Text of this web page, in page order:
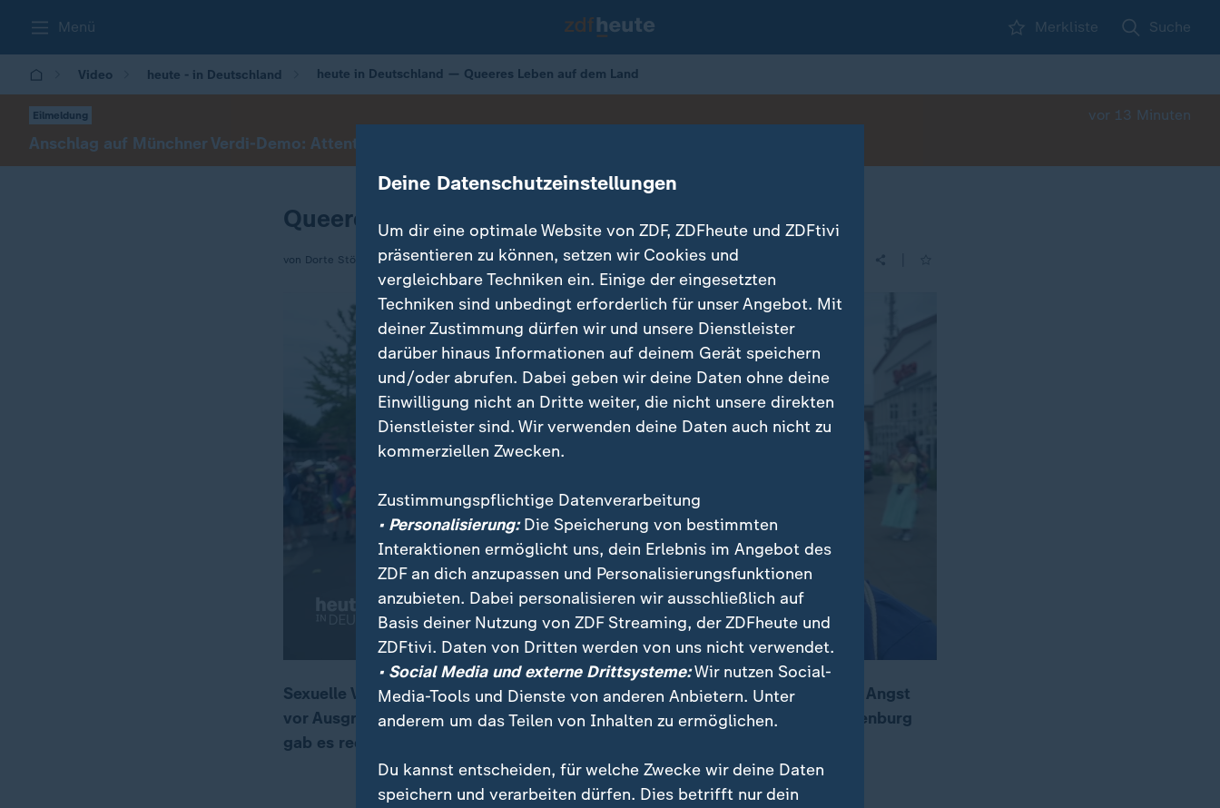
Menü Merkliste Suche
Video heute - in Deutschland heute in Deutschland — Queeres Leben auf dem Land
Eilmeldung vor 13 Minuten
Anschlag auf Münchner Verdi-Demo: Attentäter zu lebenslanger Haft verurteilt
Queeres Leben auf dem Land
von Dorte Störmann
00:16 01:52
Sexuelle Vielfalt im ländlichen Raum wird überwiegend versteckt gelebt aus Angst
vor Ausgrenzungen oder Attacken. Auch auf dem CSD in Falkensee in Brandenburg
gab es rechte Gegendemos.
Deine Datenschutzeinstellungen
Um dir eine optimale Website von ZDF, ZDFheute und ZDFtivi
präsentieren zu können, setzen wir Cookies und
vergleichbare Techniken ein. Einige der eingesetzten
Techniken sind unbedingt erforderlich für unser Angebot. Mit
deiner Zustimmung dürfen wir und unsere Dienstleister
darüber hinaus Informationen auf deinem Gerät speichern
und/oder abrufen. Dabei geben wir deine Daten ohne deine
Einwilligung nicht an Dritte weiter, die nicht unsere direkten
Dienstleister sind. Wir verwenden deine Daten auch nicht zu
kommerziellen Zwecken.
Zustimmungspflichtige Datenverarbeitung
• Personalisierung:Die Speicherung von bestimmten
Interaktionen ermöglicht uns, dein Erlebnis im Angebot des
ZDF an dich anzupassen und Personalisierungsfunktionen
anzubieten. Dabei personalisieren wir ausschließlich auf
Basis deiner Nutzung von ZDF Streaming, der ZDFheute und
ZDFtivi. Daten von Dritten werden von uns nicht verwendet.
• Social Media und externe Drittsysteme:Wir nutzen Social-
Media-Tools und Dienste von anderen Anbietern. Unter
anderem um das Teilen von Inhalten zu ermöglichen.
Du kannst entscheiden, für welche Zwecke wir deine Daten
speichern und verarbeiten dürfen. Dies betrifft nur dein